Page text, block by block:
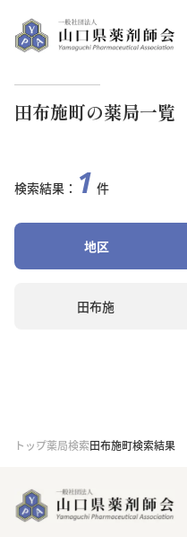
田布施町の薬局一覧
検索結果： 1 件
地区
田布施
トップ薬局検索田布施町検索結果